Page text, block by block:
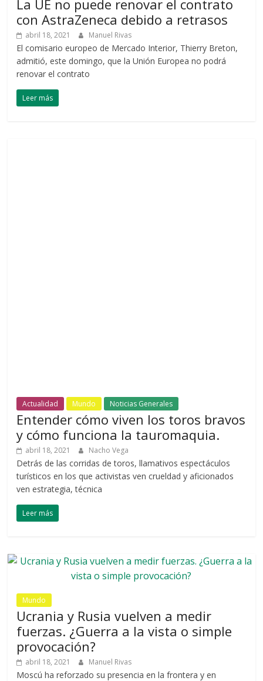
La UE no puede renovar el contrato
con AstraZeneca debido a retrasos
abril 18, 2021 Manuel Rivas
El comisario europeo de Mercado Interior, Thierry Breton,
admitió, este domingo, que la Unión Europea no podrá
renovar el contrato
Leer más
Actualidad Mundo Noticias Generales
Entender cómo viven los toros bravos
y cómo funciona la tauromaquia.
abril 18, 2021 Nacho Vega
Detrás de las corridas de toros, llamativos espectáculos
turísticos en los que activistas ven crueldad y aficionados
ven estrategia, técnica
Leer más
Mundo
Ucrania y Rusia vuelven a medir
fuerzas. ¿Guerra a la vista o simple
provocación?
abril 18, 2021 Manuel Rivas
Moscú ha reforzado su presencia en la frontera y en